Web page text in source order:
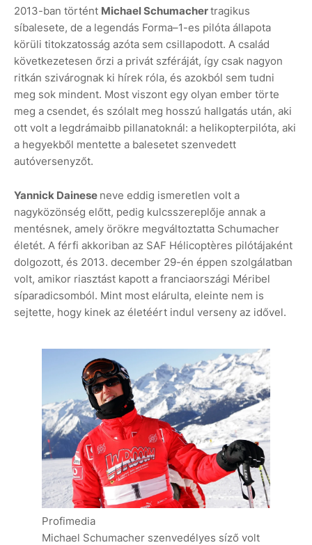
2013-ban történt Michael Schumachertragikus
síbalesete, de a legendás Forma–1-es pilóta állapota
körüli titokzatosság azóta sem csillapodott. A család
következetesen őrzi a privát szféráját, így csak nagyon
ritkán szivárognak ki hírek róla, és azokból sem tudni
meg sok mindent. Most viszont egy olyan ember törte
meg a csendet, és szólalt meg hosszú hallgatás után, aki
ott volt a legdrámaibb pillanatoknál: a helikopterpilóta, aki
a hegyekből mentette a balesetet szenvedett
autóversenyzőt.
Yannick Dainese neve eddig ismeretlen volt a
nagyközönség előtt, pedig kulcsszereplője annak a
mentésnek, amely örökre megváltoztatta Schumacher
életét. A férfi akkoriban az SAF Hélicoptères pilótájaként
dolgozott, és 2013. december 29-én éppen szolgálatban
volt, amikor riasztást kapott a franciaországi Méribel
síparadicsomból. Mint most elárulta, eleinte nem is
sejtette, hogy kinek az életéért indul verseny az idővel.
Profimedia
Michael Schumacher szenvedélyes síző volt